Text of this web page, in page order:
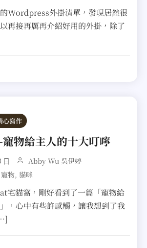
的Wordpress外掛清單，發現居然很
再接再厲再介紹好用的外掛，除了
心寫作
物給主人的十大叮嚀
日 Abby Wu 吳伊婷
寵物, 貓咪
宅貓窩，剛好看到了一篇「寵物給
，心中有些許感觸，讓我想到了我